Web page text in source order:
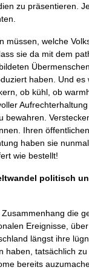
zu präsentieren.
müssen, welche
sie da mit dem
haben. Und es
ob kühl, ob
bewahren.
Ihren
haben sie
wie bestellt!
politisch
die
Ereignisse,
längst ihre
haben, tatsächlich
bereits